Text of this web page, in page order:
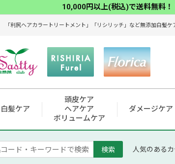
10,000円以上(税込)で送料無料！
「利尻ヘアカラートリートメント」「リシリッチ」など無添加白髪
白髪ケア
頭皮ケア
ヘアケア
ボリュームケア
ダメージケア
検索 人気のあるカ